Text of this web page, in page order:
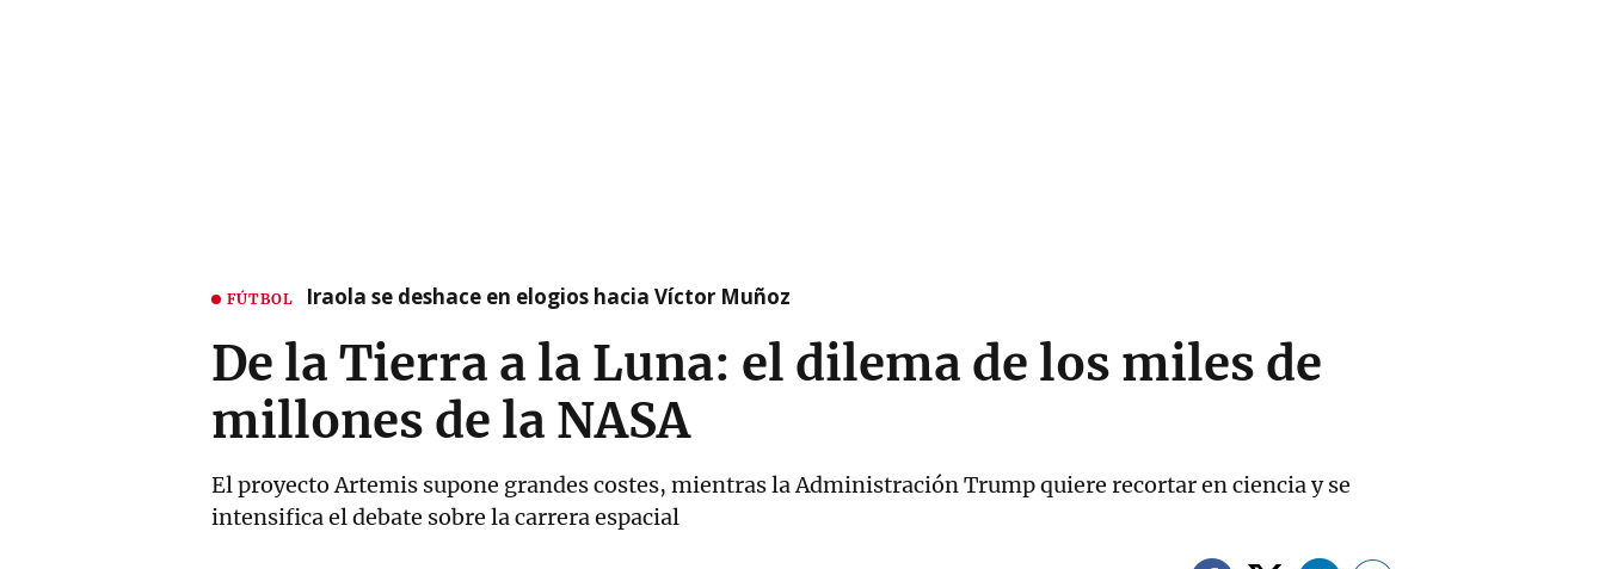
FÚTBOL Iraola se deshace en elogios hacia Víctor Muñoz
De la Tierra a la Luna: el dilema de los miles de
millones de la NASA
El proyecto Artemis supone grandes costes, mientras la Administración Trump quiere recortar en ciencia y se
intensifica el debate sobre la carrera espacial